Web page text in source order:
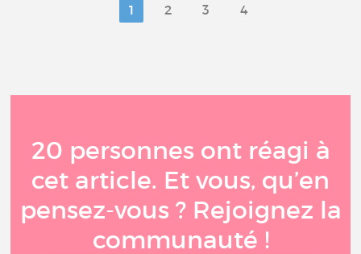
1 2 3 4
20 personnes ont réagi à
cet article. Et vous, qu’en
pensez-vous ? Rejoignez la
communauté !